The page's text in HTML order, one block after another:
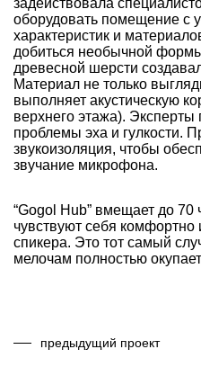
задействовала
оборудовать помещение с
характеристик и
добиться необычной
древесной шерсти
Материал не только
выполняет акустическую
верхнего этажа). Эксперты
проблемы эха и гулкости.
звукоизоляция, чтобы
звучание микрофона.
“Gogol Hub” вмещает до 70
чувствуют себя
спикера. Это тот самый
мелочам полностью
предыдущий проект